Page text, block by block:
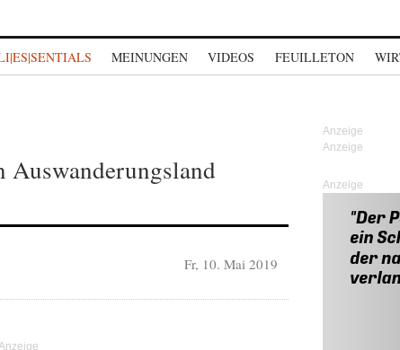
MEINUNGEN VIDEOS FEUILLETON
Auswanderungsland
Fr, 10. Mai 2019
Anzeige